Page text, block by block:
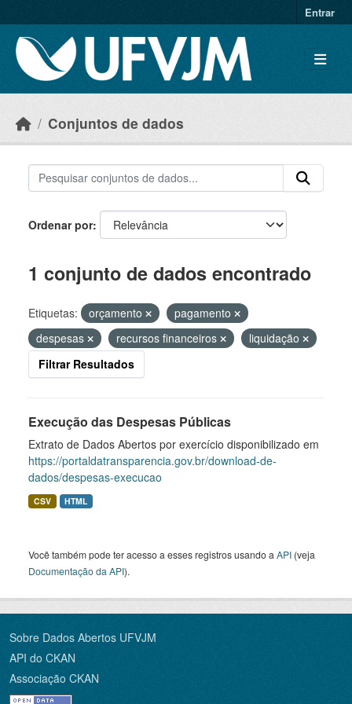
Entrar
Conjuntos de dados
Ordenar por
1 conjunto de dados encontrado
Etiquetas: orçamento
pagamento
despesas
recursos financeiros
liquidação
Filtrar Resultados
Execução das Despesas Públicas
Extrato de Dados Abertos por exercício disponibilizado em
https://portaldatransparencia.gov.br/download-de-
dados/despesas-execucao
CSV HTML
Você também pode ter acesso a esses registros usando a API (veja
Documentação da API).
Sobre Dados Abertos UFVJM
API do CKAN
Associação CKAN